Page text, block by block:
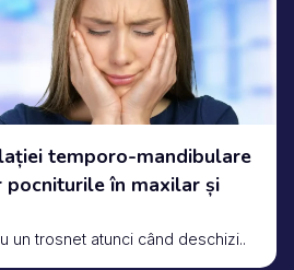
temporo-mandibulare
pocniturile în maxilar și
un trosnet atunci când deschizi..